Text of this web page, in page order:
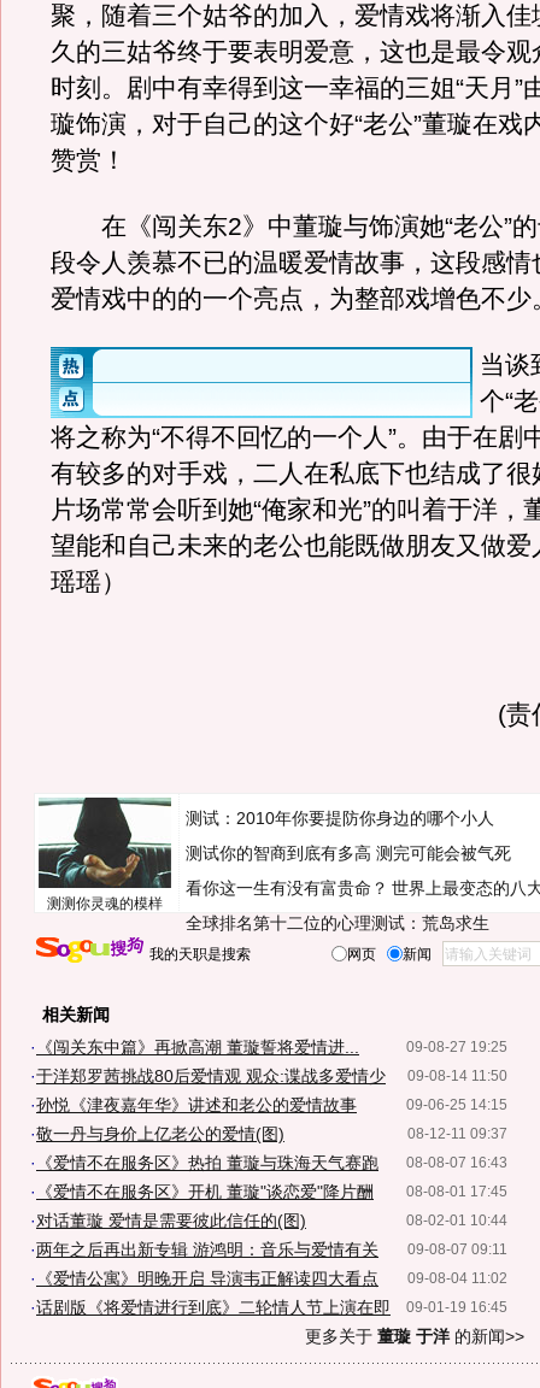
聚，随着三个姑爷的加入，爱情戏将渐入佳
久的三姑爷终于要表明爱意，这也是最令观
时刻。剧中有幸得到这一幸福的三姐“天月”
璇饰演，对于自己的这个好“老公”董璇在戏
赞赏！
在《闯关东2》中董璇与饰演她“老公”的
段令人羡慕不已的温暖爱情故事，这段感情
爱情戏中的的一个亮点，为整部戏增色不少
当谈
个“
将之称为“不得不回忆的一个人”。由于在剧
有较多的对手戏，二人在私底下也结成了很
片场常常会听到她“俺家和光”的叫着于洋，
望能和自己未来的老公也能既做朋友又做爱
瑶瑶）
(责
测测你灵魂的模样
测试：2010年你要提防你身边的哪个小人
测试你的智商到底有多高 测完可能会被气死
看你这一生有没有富贵命？ 世界上最变态的八
全球排名第十二位的心理测试：荒岛求生
我的天职是搜索 网页 新闻
相关新闻
09-08-27 19:25
· 《闯关东中篇》再掀高潮 董璇誓将爱情进...
09-08-14 11:50
·于洋郑罗茜挑战80后爱情观 观众:谍战多爱情少
09-06-25 14:15
·孙悦《津夜嘉年华》讲述和老公的爱情故事
08-12-11 09:37
·敬一丹与身价上亿老公的爱情(图)
08-08-07 16:43
· 《爱情不在服务区》热拍 董璇与珠海天气赛跑
08-08-01 17:45
· 《爱情不在服务区》开机 董璇"谈恋爱"降片酬
08-02-01 10:44
·对话董璇 爱情是需要彼此信任的(图)
09-08-07 09:11
·两年之后再出新专辑 游鸿明：音乐与爱情有关
09-08-04 11:02
· 《爱情公寓》明晚开启 导演韦正解读四大看点
09-01-19 16:45
·话剧版《将爱情进行到底》二轮情人节上演在即
更多关于 董璇 于洋的新闻>>